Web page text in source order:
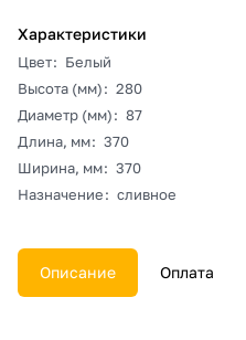
Характеристики
Цвет: Белый
Высота (мм): 280
Диаметр (мм): 87
Длина, мм: 370
Ширина, мм: 370
Назначение: сливное
Описание Оплата